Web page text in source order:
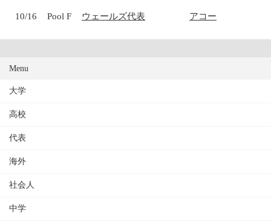
10/16 Pool F ウェールズ代表 アコー
Menu
大学
高校
代表
海外
社会人
中学